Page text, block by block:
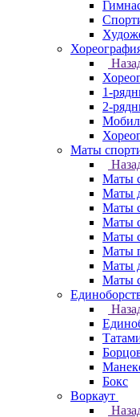
1-
2-
Маты
Маты
Маты
Маты
Маты
Маты
Маты
Маты
Маты
Бокс
Воркаут